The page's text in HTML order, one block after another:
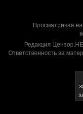
Просматривая
Редакция
Ответственность за